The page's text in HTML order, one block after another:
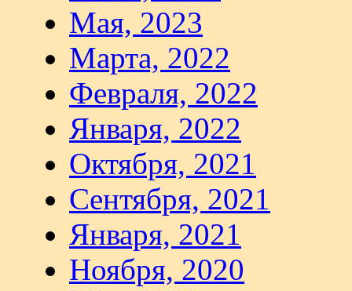
Мая, 2023
Марта, 2022
Февраля, 2022
Января, 2022
Октября, 2021
Сентября, 2021
Января, 2021
Ноября, 2020